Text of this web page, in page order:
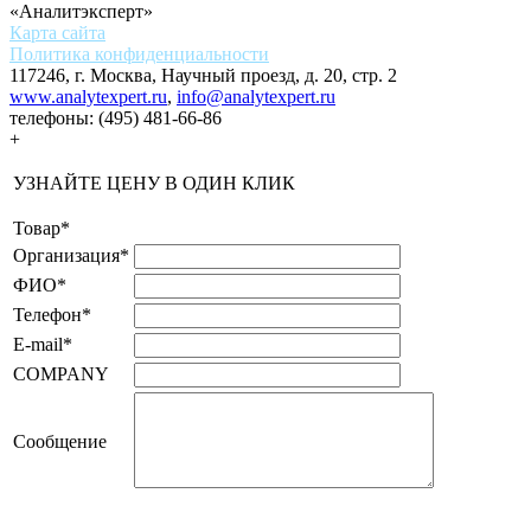
«Аналитэксперт»
Карта сайта
Политика конфиденциальности
117246, г. Москва, Научный проезд, д. 20, стр. 2
www.analytexpert.ru, info@analytexpert.ru
телефоны: (495) 481-66-86
+
УЗНАЙТЕ ЦЕНУ В ОДИН КЛИК
Товар*
Организация*
ФИО*
Телефон*
E-mail*
COMPANY
Сообщение